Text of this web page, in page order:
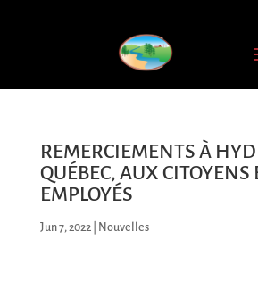
REMERCIEMENTS À
QUÉBEC, AUX CITOYENS
EMPLOYÉS
Jun 7, 2022| Nouvelles
L'INFOLETTRE
Courriel
*